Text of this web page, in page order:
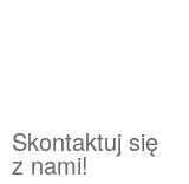
Skontaktuj się
z nami!